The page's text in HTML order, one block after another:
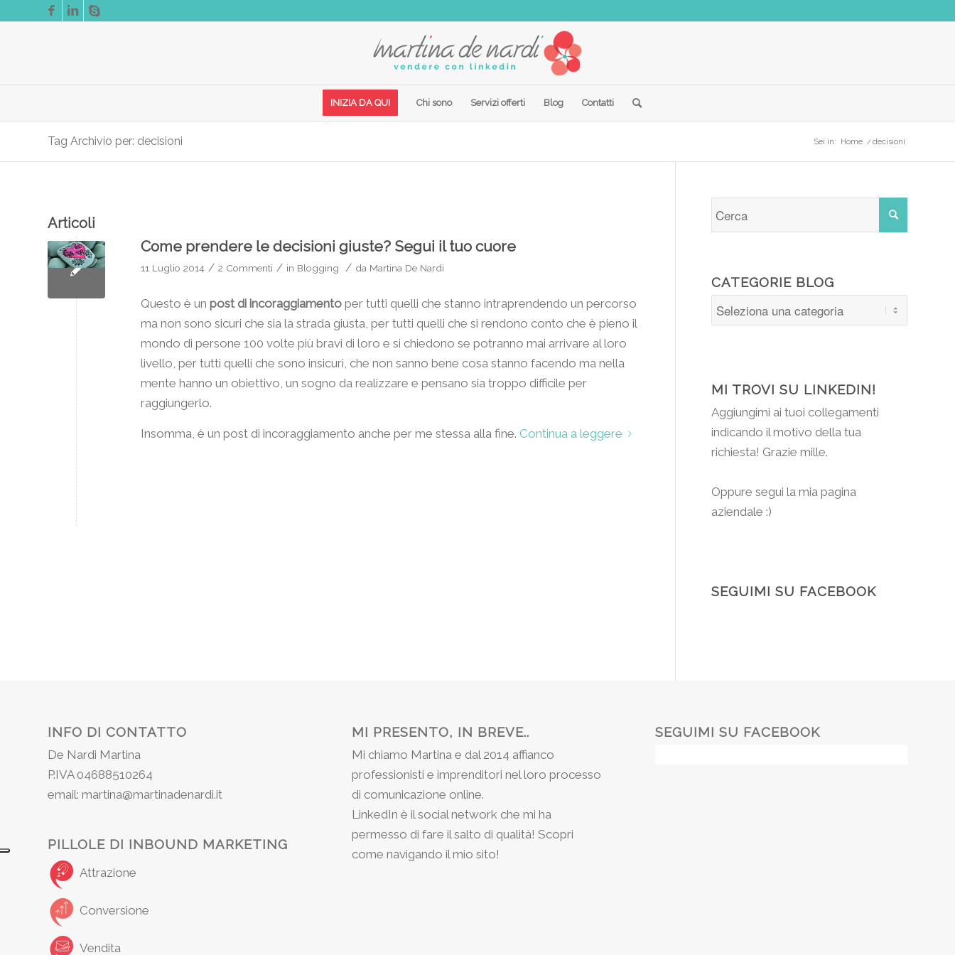
INIZIA DA QUI Chi sono Servizi offerti Blog Contatti
Tag Archivio per: decisioni Sei in: Home / decisioni
Articoli
Come prendere le decisioni giuste? Segui il tuo cuore
11 Luglio 2014 / 2 Commenti / in Blogging / da Martina De Nardi
Questo è un post di incoraggiamento per tutti quelli che stanno intraprendendo un percorso
ma non sono sicuri che sia la strada giusta, per tutti quelli che si rendono conto che è pieno il
mondo di persone 100 volte più bravi di loro e si chiedono se potranno mai arrivare al loro
livello, per tutti quelli che sono insicuri, che non sanno bene cosa stanno facendo ma nella
mente hanno un obiettivo, un sogno da realizzare e pensano sia troppo difficile per
raggiungerlo.
Insomma, è un post di incoraggiamento anche per me stessa alla fine. Continua a leggere
CATEGORIE BLOG
MI TROVI SU LINKEDIN!
Aggiungimi ai tuoi collegamenti
indicando il motivo della tua
richiesta! Grazie mille.
Oppure segui la mia pagina
aziendale :)
SEGUIMI SU FACEBOOK
INFO DI CONTATTO
De Nardi Martina
P.IVA 04688510264
email: martina@martinadenardi.it
PILLOLE DI INBOUND MARKETING
Attrazione
Conversione
Vendita
MI PRESENTO, IN BREVE..
Mi chiamo Martina e dal 2014 affianco
professionisti e imprenditori nel loro processo
di comunicazione online.
LinkedIn è il social network che mi ha
permesso di fare il salto di qualità! Scopri
come navigando il mio sito!
SEGUIMI SU FACEBOOK